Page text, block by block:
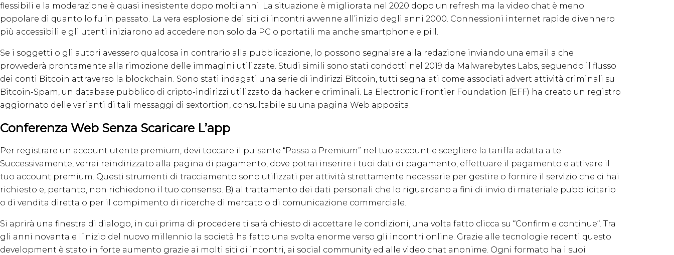
flessibili e la moderazione è quasi inesistente dopo molti anni. La situazione è migliorata nel 2020 dopo un refresh ma la video chat è meno
popolare di quanto lo fu in passato. La vera esplosione dei siti di incontri avvenne all’inizio degli anni 2000. Connessioni internet rapide divennero
più accessibili e gli utenti iniziarono ad accedere non solo da PC o portatili ma anche smartphone e pill.
Se i soggetti o gli autori avessero qualcosa in contrario alla pubblicazione, lo possono segnalare alla redazione inviando una email a che
provvederà prontamente alla rimozione delle immagini utilizzate. Studi simili sono stati condotti nel 2019 da Malwarebytes Labs, seguendo il flusso
dei conti Bitcoin attraverso la blockchain. Sono stati indagati una serie di indirizzi Bitcoin, tutti segnalati come associati advert attività criminali su
Bitcoin-Spam, un database pubblico di cripto-indirizzi utilizzato da hacker e criminali. La Electronic Frontier Foundation (EFF) ha creato un registro
aggiornato delle varianti di tali messaggi di sextortion, consultabile su una pagina Web apposita.
Conferenza Web Senza Scaricare L’app
Per registrare un account utente premium, devi toccare il pulsante “Passa a Premium” nel tuo account e scegliere la tariffa adatta a te.
Successivamente, verrai reindirizzato alla pagina di pagamento, dove potrai inserire i tuoi dati di pagamento, effettuare il pagamento e attivare il
tuo account premium. Questi strumenti di tracciamento sono utilizzati per attività strettamente necessarie per gestire o fornire il servizio che ci hai
richiesto e, pertanto, non richiedono il tuo consenso. B) al trattamento dei dati personali che lo riguardano a fini di invio di materiale pubblicitario
o di vendita diretta o per il compimento di ricerche di mercato o di comunicazione commerciale.
Si aprirà una finestra di dialogo, in cui prima di procedere ti sarà chiesto di accettare le condizioni, una volta fatto clicca su “Confirm e continue“. Tra
gli anni novanta e l’inizio del nuovo millennio la società ha fatto una svolta enorme verso gli incontri online. Grazie alle tecnologie recenti questo
development è stato in forte aumento grazie ai molti siti di incontri, ai social community ed alle video chat anonime. Ogni formato ha i suoi